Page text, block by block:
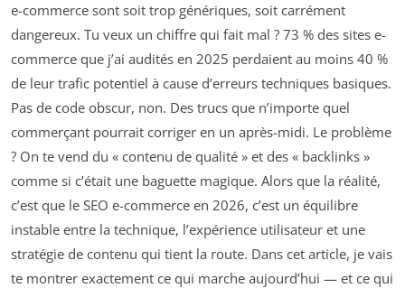
e-commerce sont soit trop génériques, soit carrément
dangereux. Tu veux un chiffre qui fait mal ? 73 % des sites e-
commerce que j’ai audités en 2025 perdaient au moins 40 %
de leur trafic potentiel à cause d’erreurs techniques basiques.
Pas de code obscur, non. Des trucs que n’importe quel
commerçant pourrait corriger en un après-midi. Le problème
? On te vend du « contenu de qualité » et des « backlinks »
comme si c’était une baguette magique. Alors que la réalité,
c’est que le SEO e-commerce en 2026, c’est un équilibre
instable entre la technique, l’expérience utilisateur et une
stratégie de contenu qui tient la route. Dans cet article, je vais
te montrer exactement ce qui marche aujourd’hui — et ce qui